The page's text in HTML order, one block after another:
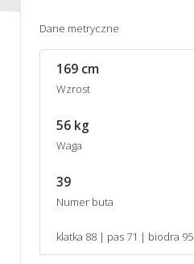
Dane metryczne
169 cm
Wzrost
56 kg
Waga
39
Numer buta
klatka 88 | pas 71 | biodra 95